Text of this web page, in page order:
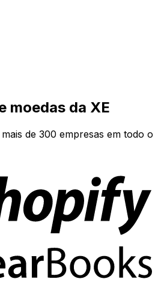
moedas da XE
de 300 empresas em todo o